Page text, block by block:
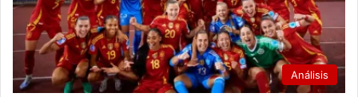
Análisis